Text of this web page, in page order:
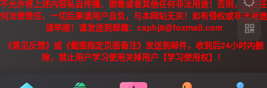
不允许将上述内容私自传播、销售或者其他任何非法用途！否则，产生任
何法律责任，一切后果请用户自负，与本网站无关！如有侵权或非法用途
请举报！请发送到邮箱：cxphj8@foxmail.com
《意见反馈》或《截图指定页面备注》发送到邮件，收到后24小时内删
除，禁止用户学习使用关掉用户【学习使用权】！